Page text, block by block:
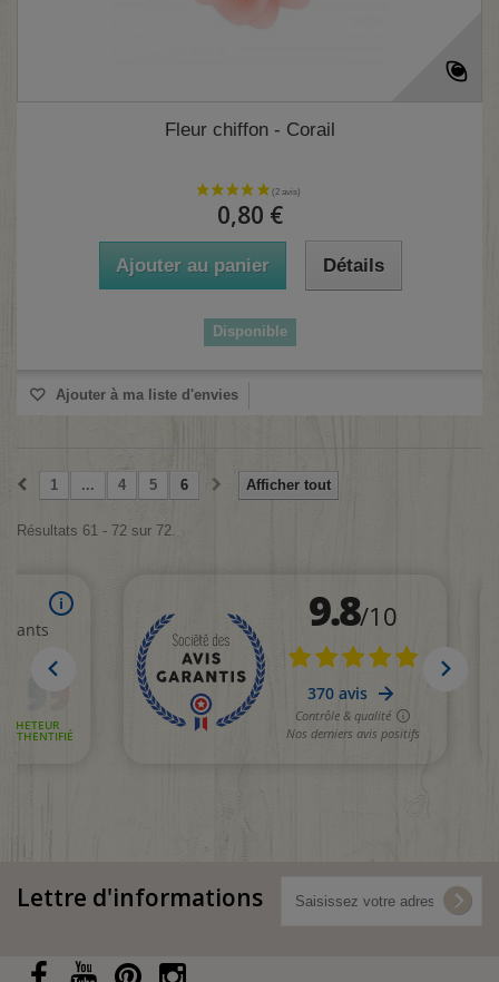
Fleur chiffon - Corail
0,80 €
Ajouter au panier Détails
Disponible
Ajouter à ma liste d'envies
Afficher tout
1 ... 4 5 6
Résultats 61 - 72 sur 72.
Lettre d'informations